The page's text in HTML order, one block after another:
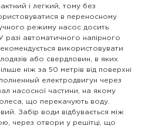
і легкий, тому без
в переносному
режиму насос досить
автоматичного напірного
використовувати
або свердловин, в яких
ніж за 50 метрів від поверхні
електродвигун через
насосної частини, на якому
що перекачують воду.
Забір води відбувається між
через отвори у решітці, що